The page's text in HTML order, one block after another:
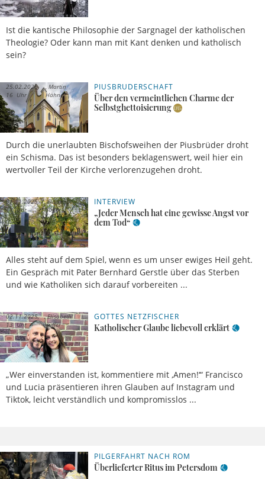
Ist die kantische Philosophie der Sargnagel der katholischen
Theologie? Oder kann man mit Kant denken und katholisch
sein?
PIUSBRUDERSCHAFT
Über den vermeintlichen Charme der
Selbstghettoisierung
Durch die unerlaubten Bischofsweihen der Piusbrüder droht
ein Schisma. Das ist besonders beklagenswert, weil hier ein
wertvoller Teil der Kirche verlorenzugehen droht.
25.02.2026,
16 Uhr
Martin
Hähnel
INTERVIEW
„Jeder Mensch hat eine gewisse Angst vor
dem Tod“
Alles steht auf dem Spiel, wenn es um unser ewiges Heil geht.
Ein Gespräch mit Pater Bernhard Gerstle über das Sterben
und wie Katholiken sich darauf vorbereiten ...
01.11.2025,
17 Uhr
Elisabeth
Hüffer
GOTTES NETZFISCHER
Katholischer Glaube liebevoll erklärt
„Wer einverstanden ist, kommentiere mit ,Amen!‘“ Francisco
und Lucia präsentieren ihren Glauben auf Instagram und
Tiktok, leicht verständlich und kompromisslos ...
02.11.2025,
13 Uhr
Elisabeth
Hüffer
PILGERFAHRT NACH ROM
Überlieferter Ritus im Petersdom
26.10.2025,
12 Uhr
Sebastian
Ostritsch